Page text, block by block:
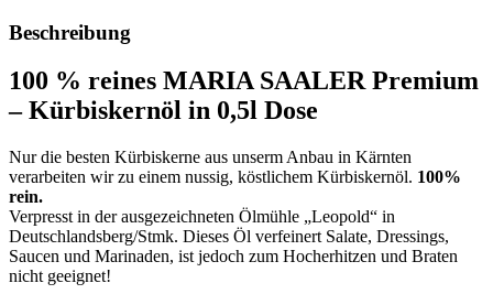
Kürbiskernöl
in
Dose
Menge
Beschreibung
100 % reines MARIA SAALER Premium
– Kürbiskernöl in 0,5l Dose
Nur die besten Kürbiskerne aus unserm Anbau in Kärnten
verarbeiten wir zu einem nussig, köstlichem Kürbiskernöl. 100%
rein.
Verpresst in der ausgezeichneten Ölmühle „Leopold“ in
Deutschlandsberg/Stmk. Dieses Öl verfeinert Salate, Dressings,
Saucen und Marinaden, ist jedoch zum Hocherhitzen und Braten
nicht geeignet!